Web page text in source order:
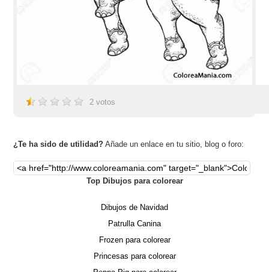
2 votos
¿Te ha sido de utilidad? Añade un enlace en tu sitio, blog o foro:
Top Dibujos para colorear
Dibujos de Navidad
Patrulla Canina
Frozen para colorear
Princesas para colorear